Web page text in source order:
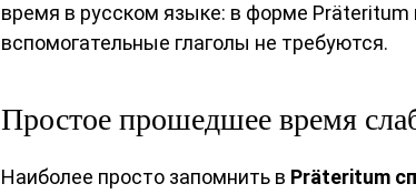
время в русском языке: в форме
вспомогательные глаголы не требуются.
Простое прошедшее время
Наиболее просто запомнить в Präteritum